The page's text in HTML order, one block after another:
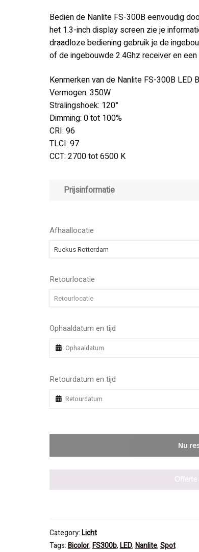
Bedien de Nanlite FS-300B eenvoudig
het 1.3-inch display screen zie je
draadloze bediening gebruik je de
of de ingebouwde 2.4Ghz receiver en
Kenmerken van de Nanlite FS-300B LED
Vermogen: 350W
Stralingshoek: 120°
Dimming: 0 tot 100%
CRI: 96
TLCI: 97
CCT: 2700 tot 6500 K
Prijsinformatie
Afhaallocatie
Ruckus Rotterdam
Retourlocatie
Retourlocatie
Ophaaldatum en tijd
Retourdatum en tijd
Nu
Offerte
Category:Licht
Tags:Bicolor,FS300b,LED,Nanlite,Spot